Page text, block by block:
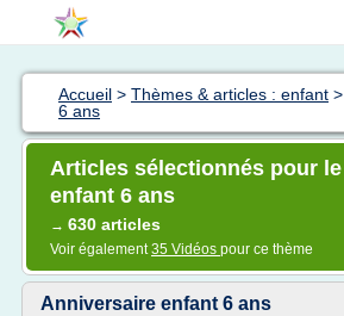
Accueil > Thèmes & articles : enfant >
6 ans
Articles sélectionnés pour
enfant 6 ans
→ 630 articles
Voir également35 Vidéos pour ce thème
Anniversaire enfant 6 ans